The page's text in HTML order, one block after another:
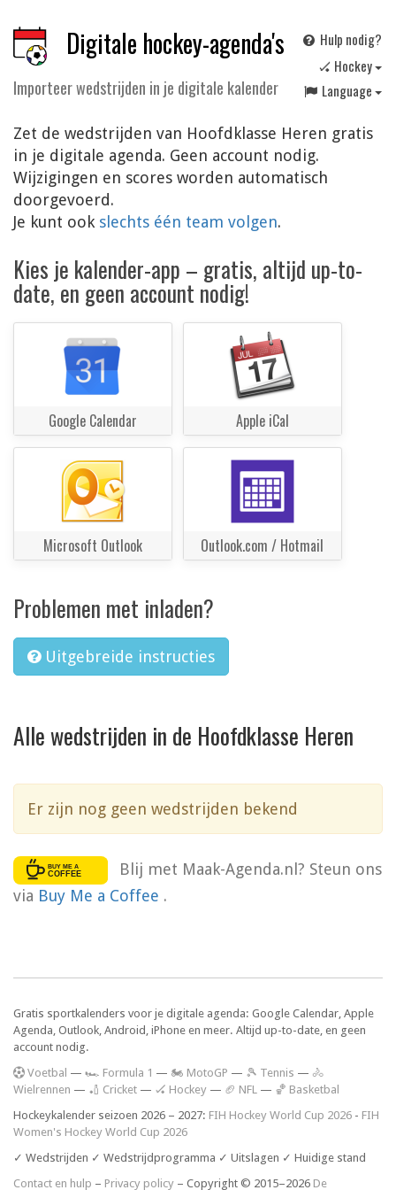
Digitale hockey-agenda's
Importeer wedstrijden in je digitale kalender
Hulp nodig?
🏑 Hockey
Language
Zet de wedstrijden van Hoofdklasse Heren gratis
in je digitale agenda. Geen account nodig.
Wijzigingen en scores worden automatisch
doorgevoerd.
Je kunt ook slechts één team volgen.
Kies je kalender-app – gratis, altijd up-to-
date, en geen account nodig!
Google Calendar Apple iCal
Microsoft Outlook Outlook.com / Hotmail
Problemen met inladen?
Uitgebreide instructies
Alle wedstrijden in de Hoofdklasse Heren
Er zijn nog geen wedstrijden bekend
Blij met Maak-Agenda.nl? Steun ons
via Buy Me a Coffee .
Gratis sportkalenders voor je digitale agenda: Google Calendar, Apple
Agenda, Outlook, Android, iPhone en meer. Altijd up-to-date, en geen
account nodig.
Voetbal — 🏎️ Formula 1 — 🏍 MotoGP — 🎾 Tennis — 🚴
Wielrennen — 🏏 Cricket — 🏑 Hockey — 🏈 NFL — 🏀 Basketbal
Hockeykalender seizoen 2026 – 2027: FIH Hockey World Cup 2026 - FIH
Women's Hockey World Cup 2026
✓ Wedstrijden ✓ Wedstrijdprogramma ✓ Uitslagen ✓ Huidige stand
Contact en hulp – Privacy policy – Copyright © 2015–2026 De